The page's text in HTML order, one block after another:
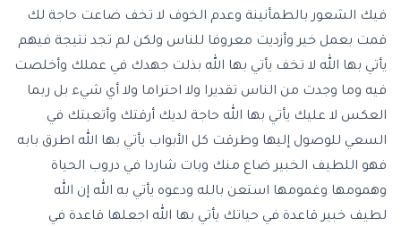
فيك الشعور بالطمأنينة وعدم الخوف لا تخف ضاعت حاجة لك
قمت بعمل خير وأزديت معروفا للناس ولكن لم تجد نتيجة فيهم
يأتي بها الله لا تخف يأتي بها الله بذلت جهدك في عملك وأخلصت
فيه وما وجدت من الناس تقديرا ولا احتراما ولا أي شيء بل ربما
العكس لا عليك يأتي بها الله حاجة لديك أرقتك وأتعبتك في
السعي للوصول إليها وطرقت كل الأبواب يأتي بها الله اطرق بابه
فهو اللطيف الخبير ضاع منك وبات شاردا في دروب الحياة
وهمومها وغمومها استعن بالله ودعوه يأتي به الله إن الله
لطيف خبير قاعدة في حياتك يأتي بها الله اجعلها قاعدة في